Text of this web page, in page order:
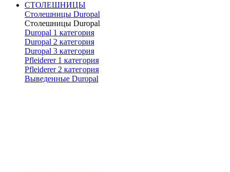
СТОЛЕШНИЦЫ
Столешницы Duropal
Столешницы Duropal
Duropal 1 категория
Duropal 2 категория
Duropal 3 категория
Pfleiderer 1 категория
Pfleiderer 2 категория
Выведенные Duropal